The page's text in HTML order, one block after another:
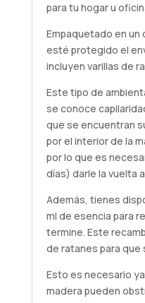
para tu hogar u
Empaquetado en un
esté protegido el
incluyen varillas de
Este tipo de
se conoce
que se encuentran
por el interior de la
por lo que es
días) darle la vuelta
Además, tienes
ml de esencia para
termine. Este
de ratanes para que
Esto es necesario
madera pueden